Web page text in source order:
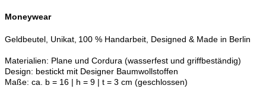
Moneywear
Geldbeutel, Unikat, 100 % Handarbeit, Designed & Made in Berlin
Materialien: Plane und Cordura (wasserfest und griffbeständig)
Design: bestickt mit Designer Baumwollstoffen
Maße: ca. b = 16 | h = 9 | t = 3 cm (geschlossen)